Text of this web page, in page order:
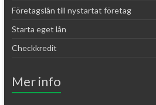
Företagslån till nystartat företag
Starta eget lån
Checkkredit
Mer info